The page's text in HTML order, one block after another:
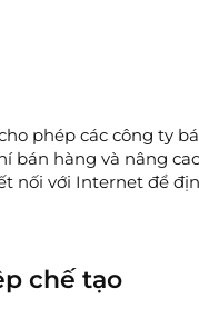
phép các công ty
bán hàng và nâng
nối với Internet để
chế tạo